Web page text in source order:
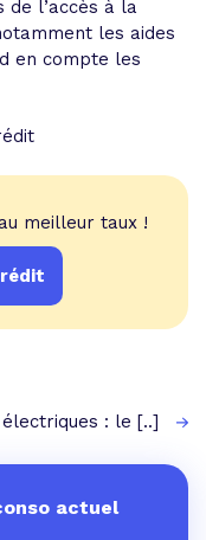
l’accès à la
les aides
en compte les
meilleur taux !
: le [..]
actuel